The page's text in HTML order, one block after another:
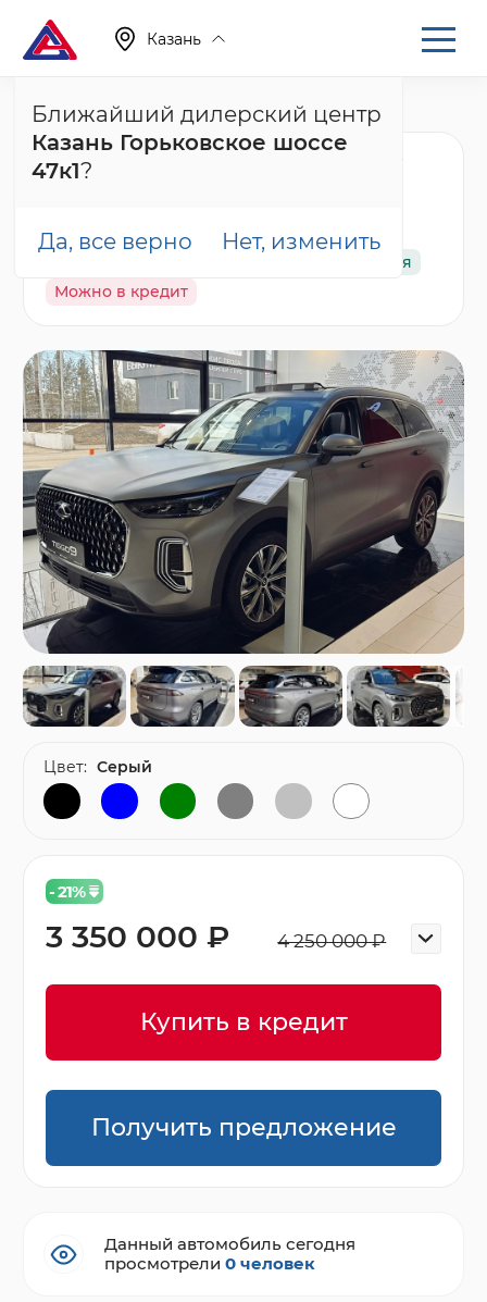
Казань
Ближайший дилерский центр
Казань Горьковское шоссе
47к1?
Да, все верно Нет, изменить
Главная Каталог Новые автомобили Tiggo 9, I
Chery Tiggo 9 Прайм /
Гарантия
Можно в кредит
- 21%
4 250 000 ₽
3 350 000 ₽
Купить в кредит
Получить предложение
Цвет: Серый
Данный автомобиль сегодня
просмотрели0 человек